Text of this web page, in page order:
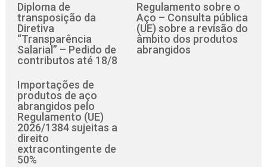
Diploma de
transposição da
Diretiva
“Transparência
Salarial” – Pedido de
contributos até 18/8
Regulamento sobre o
Aço – Consulta pública
(UE) sobre a revisão do
âmbito dos produtos
abrangidos
Importações de
produtos de aço
abrangidos pelo
Regulamento (UE)
2026/1384 sujeitas a
direito
extracontingente de
50%